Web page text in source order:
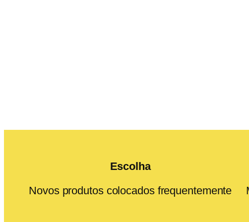
Escolha
Novos produtos colocados frequentemente